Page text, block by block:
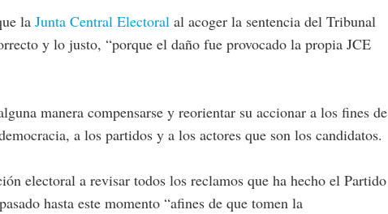
la Junta Central Electoral al acoger la sentencia del Tribunal
y lo justo, “porque el daño fue provocado la propia JCE
manera compensarse y reorientar su accionar a los fines de
a los partidos y a los actores que son los candidatos.
electoral a revisar todos los reclamos que ha hecho el Partido
hasta este momento “afines de que tomen la